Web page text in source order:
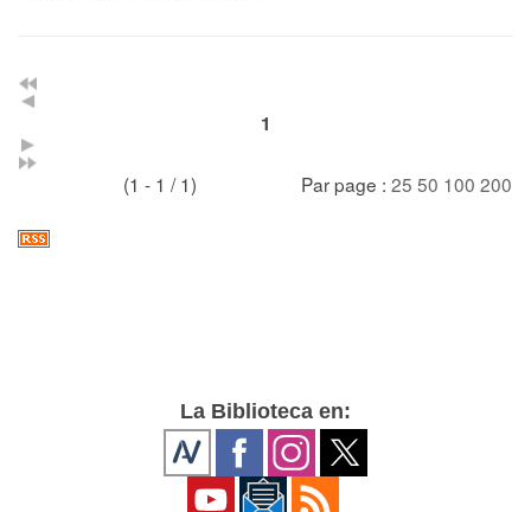
1
(1 - 1 / 1) Par page : 25 50 100 200
La Biblioteca en: